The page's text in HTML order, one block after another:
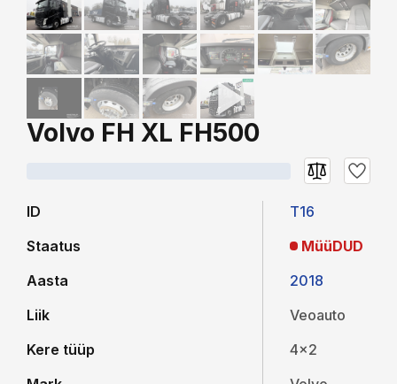
Volvo FH XL FH500
ID
Staatus
Aasta
Liik
Kere tüüp
T16
MüüDUD
2018
Veoauto
4x2